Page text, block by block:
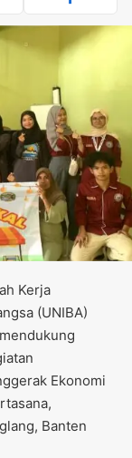
Kerja
(UNIBA)
Ekonomi
Banten